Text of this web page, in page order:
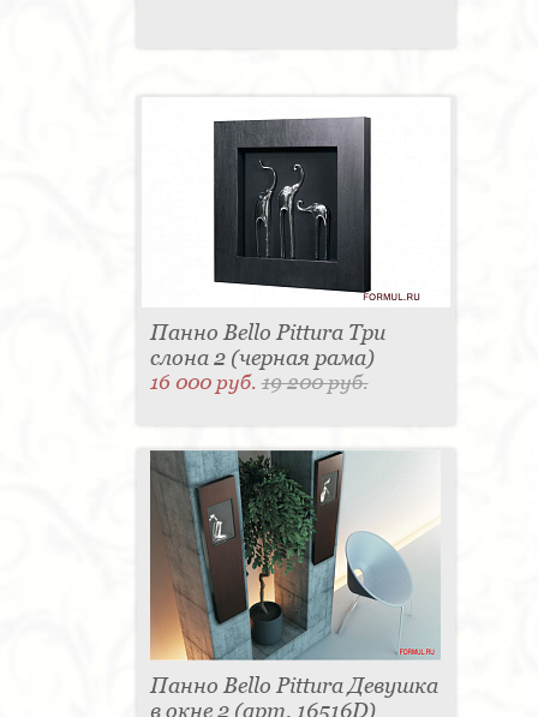
Панно Bello Pittura Три
слона 2 (черная рама)
16 000 руб.19 200 руб.
Панно Bello Pittura Девушка
в окне 2 (арт. 16516D)